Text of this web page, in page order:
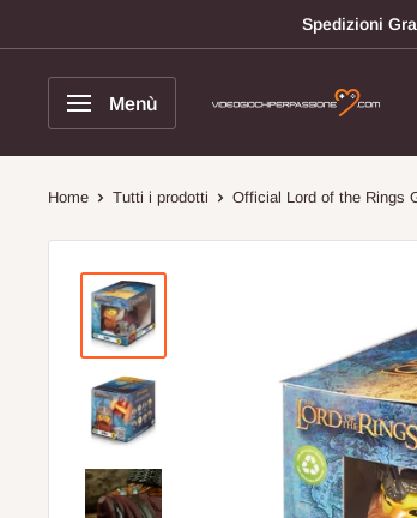
al
contenuto
Spedizioni
Menù
Videogiochi
Home Tutti i prodotti Official Lord of the Rings